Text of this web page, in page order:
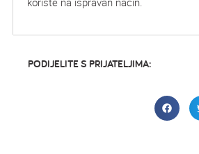
PODIJELITE S PRIJATELJIMA: